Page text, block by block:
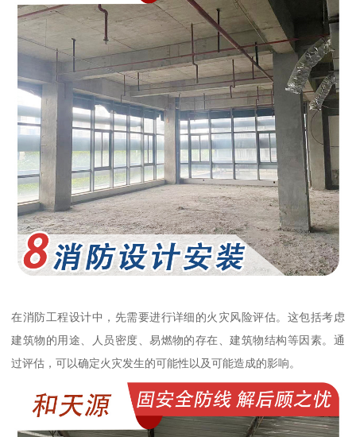
在消防工程设计中，先需要进行详细的火灾风险评估。这包括考虑
建筑物的用途、人员密度、易燃物的存在、建筑物结构等因素。通
过评估，可以确定火灾发生的可能性以及可能造成的影响。